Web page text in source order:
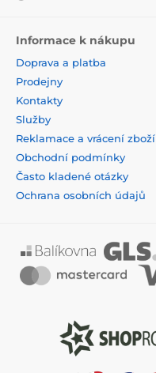
Informace k nákupu
Doprava a platba
Prodejny
Kontakty
Služby
Reklamace a vrácení zboží
Obchodní podmínky
Často kladené otázky
Ochrana osobních údajů